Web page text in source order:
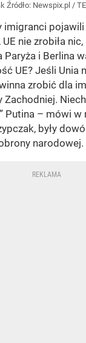
Źródło: Newspix.pl /
imigranci
nie zrobiła
Paryża i Berlina
UE? Jeśli Unia
zrobić dla
Zachodniej.
Putina – mówi w
były
narodowej.